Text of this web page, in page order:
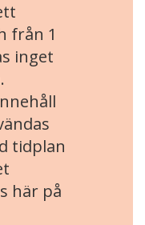
från 1
inget
tidplan
här på